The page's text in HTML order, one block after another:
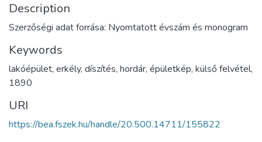
Description
Szerzőségi adat forrása: Nyomtatott évszám és monogram
Keywords
lakóépület, erkély, díszítés, hordár, épületkép, külső felvétel,
1890
URI
https://bea.fszek.hu/handle/20.500.14711/155822